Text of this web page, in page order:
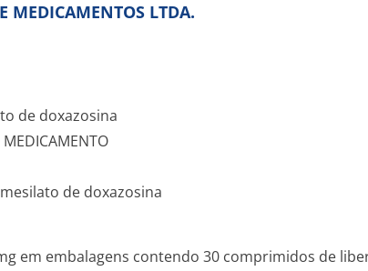
MEDICAMENTOS LTDA.
de doxazosina
MEDICAMENTO
mesilato de doxazosina
em embalagens contendo 30 comprimidos de